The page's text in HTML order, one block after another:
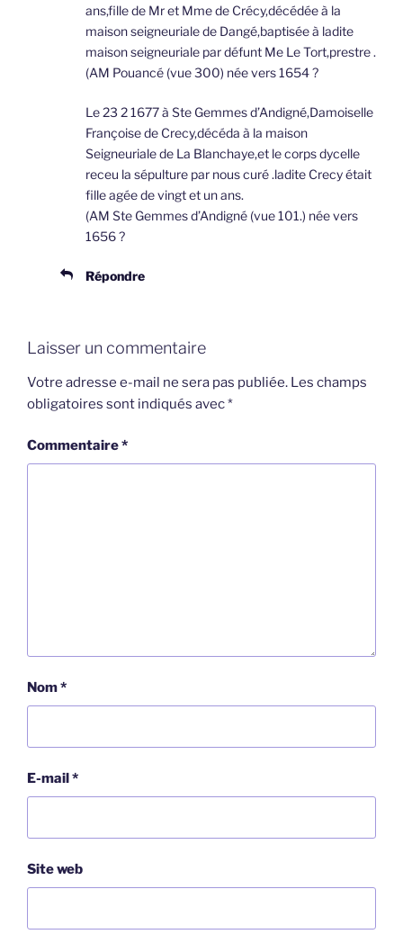
ans,fille de Mr et Mme de Crécy,décédée à la
maison seigneuriale de Dangé,baptisée à ladite
maison seigneuriale par défunt Me Le Tort,prestre .
(AM Pouancé (vue 300) née vers 1654 ?
Le 23 2 1677 à Ste Gemmes d’Andigné,Damoiselle
Françoise de Crecy,décéda à la maison
Seigneuriale de La Blanchaye,et le corps dycelle
receu la sépulture par nous curé .ladite Crecy était
fille agée de vingt et un ans.
(AM Ste Gemmes d’Andigné (vue 101.) née vers
1656 ?
Répondre
Laisser un commentaire
Votre adresse e-mail ne sera pas publiée. Les champs
obligatoires sont indiqués avec*
Commentaire*
Nom*
E-mail *
Site web